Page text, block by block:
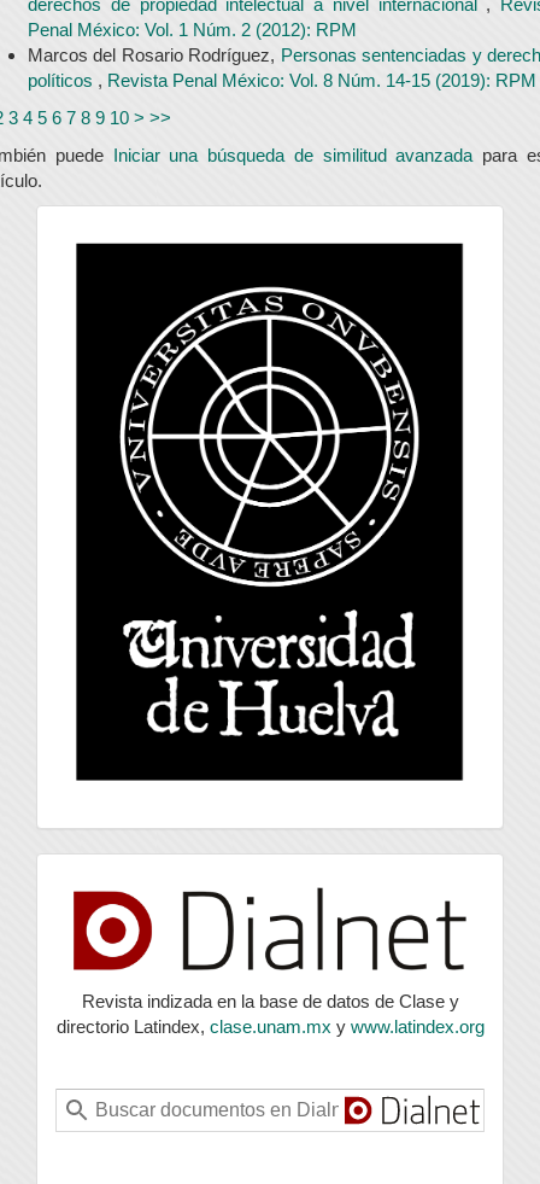
derechos de propiedad intelectual a nivel internacional ,
Penal México: Vol. 1 Núm. 2 (2012): RPM
Marcos del Rosario Rodríguez, Personas sentenciadas y
políticos , Revista Penal México: Vol. 8 Núm. 14-15 (2019): RPM
3 4 5 6 7 8 9 10 > >>
puede Iniciar una búsqueda de similitud avanzada para
universidad
index
Revista indizada en la base de datos de Clase y
directorio Latindex, clase.unam.mx y www.latindex.org